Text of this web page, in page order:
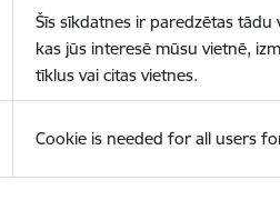
Šīs sīkdatnes ir paredzētas
kas jūs interesē mūsu vietnē,
tīklus vai citas vietnes.
Cookie is needed for all users